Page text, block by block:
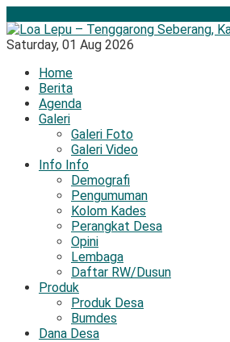
Saturday, 01 Aug 2026
Home
Berita
Agenda
Galeri
Galeri Foto
Galeri Video
Info Info
Demografi
Pengumuman
Kolom Kades
Perangkat Desa
Opini
Lembaga
Daftar RW/Dusun
Produk
Produk Desa
Bumdes
Dana Desa